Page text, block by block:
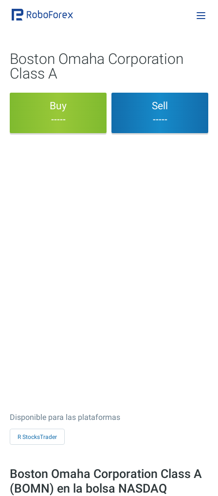
Boston Omaha Corporation
Class A
Buy
-----
Sell
-----
Disponible para las plataformas
R StocksTrader
Boston Omaha Corporation Class A
(BOMN) en la bolsa NASDAQ